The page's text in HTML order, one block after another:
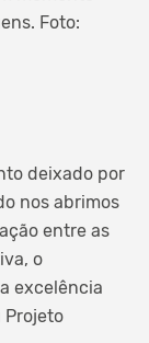
Foto:
deixado por
nos abrimos
entre as
o
excelência
Projeto